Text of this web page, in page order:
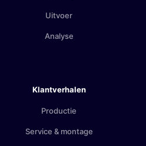
Uitvoer
Analyse
Klantverhalen
Productie
Service & montage